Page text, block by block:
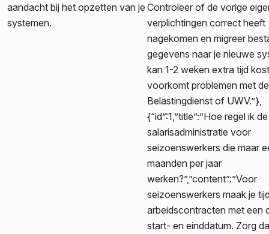
aandacht bij het opzetten van je
systemen.
Controleer of de vorige
verplichtingen correct heeft
nagekomen en migreer
gegevens naar je nieuwe
kan 1-2 weken extra tijd
voorkomt problemen met de
Belastingdienst of UWV.”},
{“id”:1,”title”:”Hoe regel ik de
salarisadministratie voor
seizoenswerkers die maar
maanden per jaar
werken?”,”content”:”Voor
seizoenswerkers maak je
arbeidscontracten met een
start- en einddatum. Zorg